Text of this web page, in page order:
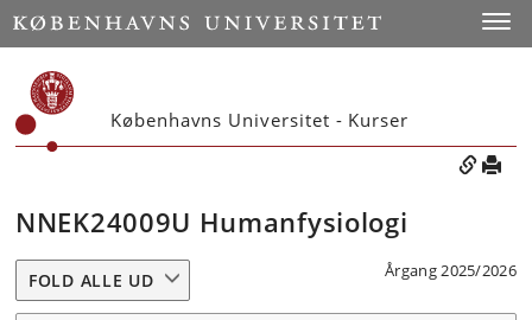
Københavns Universitet - Kurser
NNEK24009U Humanfysiologi
Årgang 2025/2026
FOLD ALLE UD